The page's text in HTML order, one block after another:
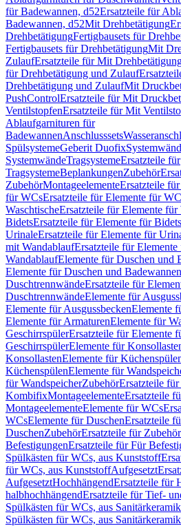
für Badewannen, d52Ersatzteile für
Badewannen, d52Mit Drehbetätigung
DrehbetätigungFertigbausets für
Fertigbausets für DrehbetätigungMit
ZulaufErsatzteile für Mit
für Drehbetätigung und Zulauf
Drehbetätigung und ZulaufMit
PushControlErsatzteile für Mit
VentilstopfenErsatzteile für Mit
Ablaufgarnituren für
BadewannenAnschlusssets
SpülsystemeGeberit Duofix
SystemwändeTragsystemeErsatzteile für
TragsystemeBeplankungenZubehör
ZubehörMontageelementeErsatzteile
für WCsErsatzteile für Elemente für
WaschtischeErsatzteile für Elemente für
BidetsErsatzteile für Elemente für Bidets
UrinaleErsatzteile für Elemente für
mit WandablaufErsatzteile für
WandablaufElemente für Duschen und
Elemente für Duschen und Badewannen
DuschtrennwändeErsatzteile für
DuschtrennwändeElemente für
Elemente für AusgussbeckenElemente
Elemente für ArmaturenElemente für
GeschirrspülerErsatzteile für Elemente
GeschirrspülerElemente für
KonsollastenElemente für
KüchenspülenElemente für
für WandspeicherZubehörErsatzteile
KombifixMontageelementeErsatzteile
MontageelementeElemente für WCs
WCsElemente für DuschenErsatzteile
DuschenZubehörErsatzteile für Zubehör
BefestigungenErsatzteile für Für
Spülkästen für WCs, aus Kunststoff
für WCs, aus KunststoffAufgesetzt
AufgesetztHochhängendErsatzteile für
halbhochhängendErsatzteile für Tief-
Spülkästen für WCs, aus Sanitärkeramik
Spülkästen für WCs, aus Sanitärkeramik